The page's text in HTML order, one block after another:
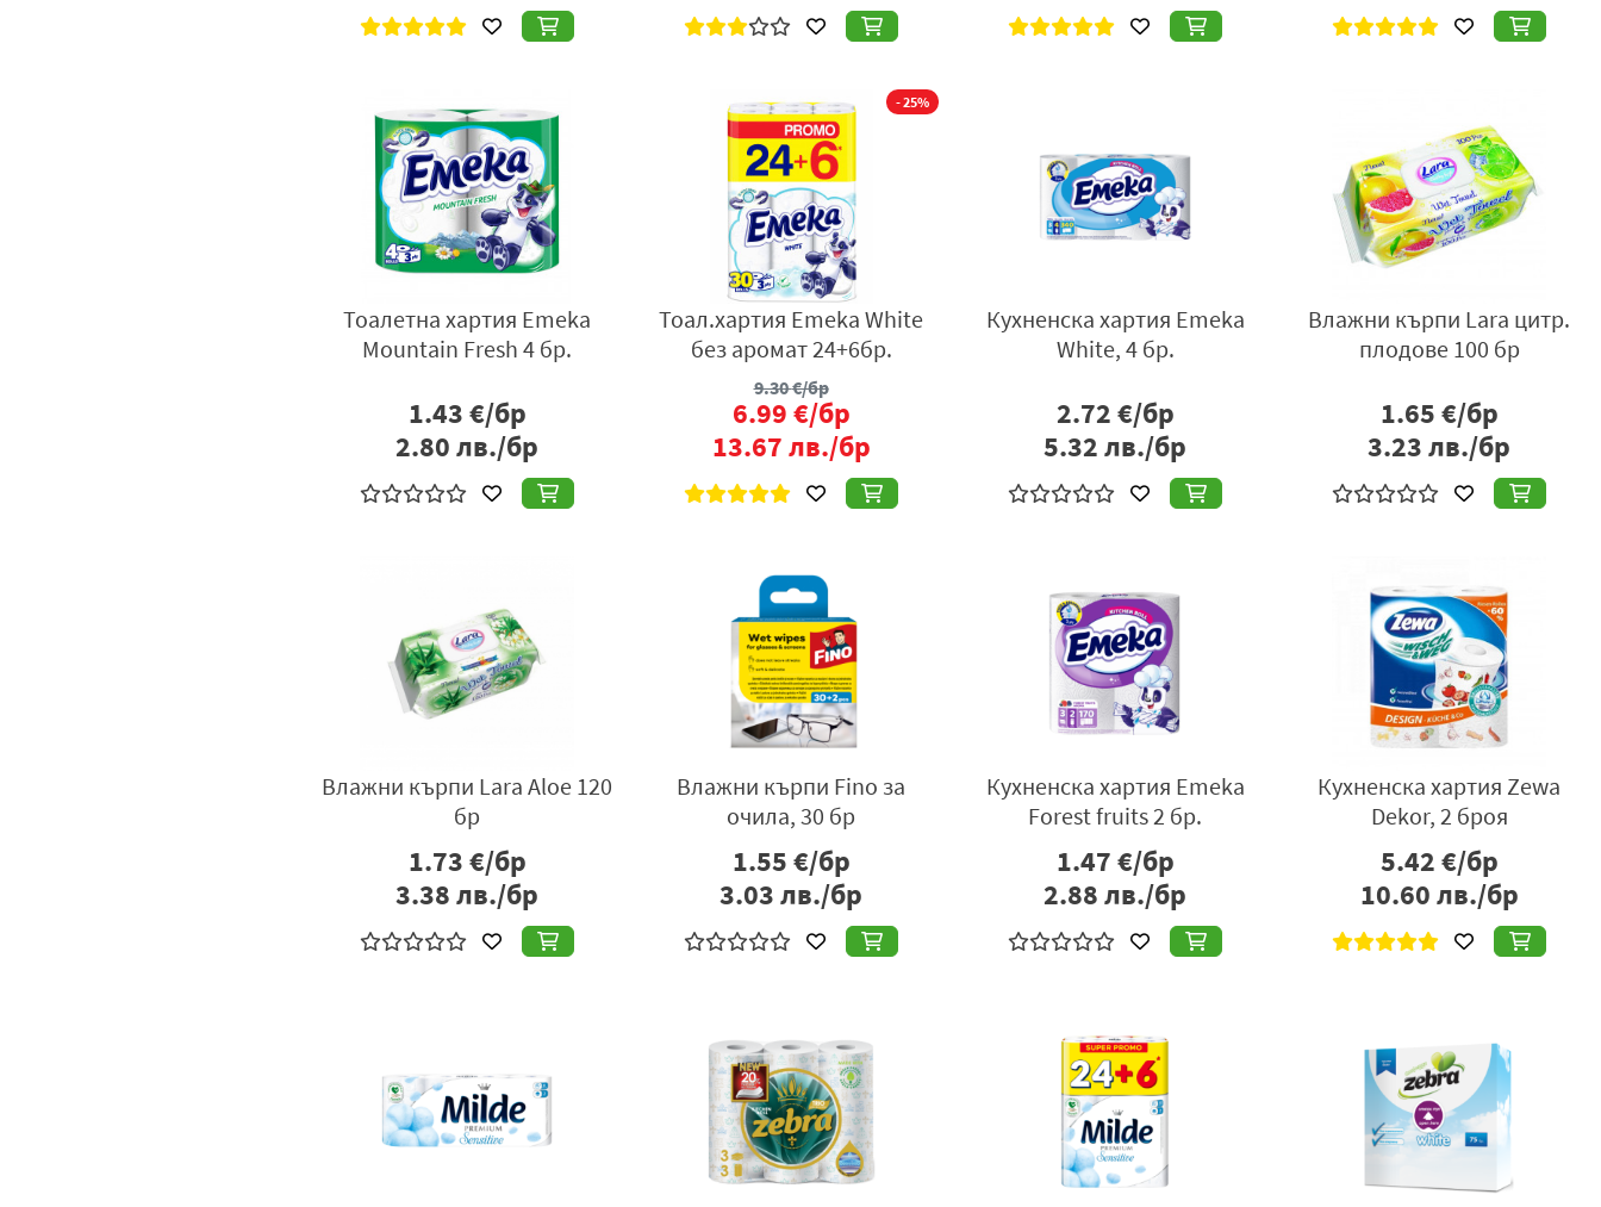
Тоалетна хартия Emeka
Mountain Fresh 4 бр.
1.43€/бр
2.80лв./бр
- 25%
Тоал.хартия Emeka White
без аромат 24+6бр.
9.30€/бр
6.99€/бр
13.67лв./бр
Кухненска хартия Emeka
White, 4 бр.
2.72€/бр
5.32лв./бр
Влажни кърпи Lara цитр.
плодове 100 бр
1.65€/бр
3.23лв./бр
Влажни кърпи Lara Aloe 120
бр
1.73€/бр
3.38лв./бр
Влажни кърпи Fino за
очила, 30 бр
1.55€/бр
3.03лв./бр
Кухненска хартия Emeka
Forest fruits 2 бр.
1.47€/бр
2.88лв./бр
Кухненска хартия Zewa
Dekor, 2 броя
5.42€/бр
10.60лв./бр